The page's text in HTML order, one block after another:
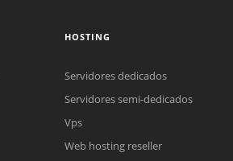
Reunión online
HOSTING
Servidores dedicados
Servidores semi-dedicados
Vps
Web hosting reseller